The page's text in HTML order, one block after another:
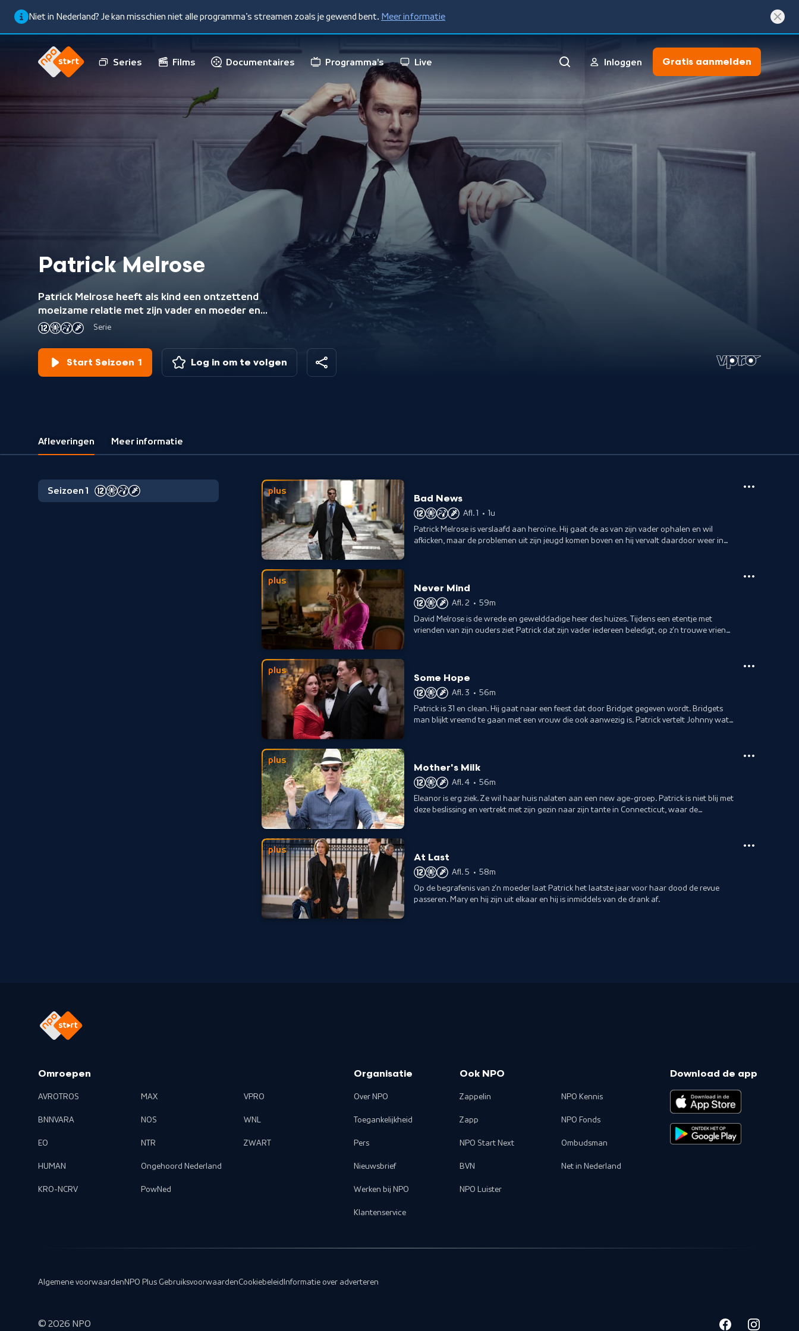
Niet in Nederland? Je kan misschien niet alle programma’s streamen zoals je gewend bent. Meer informatie
Series Films Documentaires Programma's Live Inloggen Gratis aanmelden
Patrick Melrose
Patrick Melrose heeft als kind een ontzettend
moeizame relatie met zijn vader en moeder en
raakt als volwassen man verslaafd aan alcohol en
heroïne. Gewapend met een sterk gevoel voor
humor probeert hij van zijn verslavingen af te
komen en zijn jeugdtrauma's te overwinnen.
Serie
Start Seizoen 1 Log in om te volgen
Afleveringen Meer informatie
Seizoen 1 plus
Bad News
Afl. 1 • 1u
Patrick Melrose is verslaafd aan heroïne. Hij gaat de as van zijn vader ophalen en wil
afkicken, maar de problemen uit zijn jeugd komen boven en hij vervalt daardoor weer in
plus
Never Mind
Afl. 2 • 59m
David Melrose is de wrede en gewelddadige heer des huizes. Tijdens een etentje met
vrienden van zijn ouders ziet Patrick dat zijn vader iedereen beledigt, op z'n trouwe vriend
plus
Some Hope
Afl. 3 • 56m
Patrick is 31 en clean. Hij gaat naar een feest dat door Bridget gegeven wordt. Bridgets
man blijkt vreemd te gaan met een vrouw die ook aanwezig is. Patrick vertelt Johnny wat
plus
Mother's Milk
Afl. 4 • 56m
Eleanor is erg ziek. Ze wil haar huis nalaten aan een new age-groep. Patrick is niet blij met
deze beslissing en vertrekt met zijn gezin naar zijn tante in Connecticut, waar de
plus
At Last
Afl. 5 • 58m
Op de begrafenis van z'n moeder laat Patrick het laatste jaar voor haar dood de revue
passeren. Mary en hij zijn uit elkaar en hij is inmiddels van de drank af.
Omroepen
AVROTROS
BNNVARA
EO
HUMAN
KRO-NCRV
MAX
NOS
NTR
Ongehoord Nederland
PowNed
VPRO
WNL
ZWART
Organisatie
Over NPO
Toegankelijkheid
Pers
Nieuwsbrief
Werken bij NPO
Klantenservice
Ook NPO
Zappelin
Zapp
NPO Start Next
BVN
NPO Luister
NPO Kennis
NPO Fonds
Ombudsman
Net in Nederland
Download de app
Algemene voorwaarden NPO Plus GebruiksvoorwaardenCookiebeleid Informatie over adverteren
© 2026 NPO